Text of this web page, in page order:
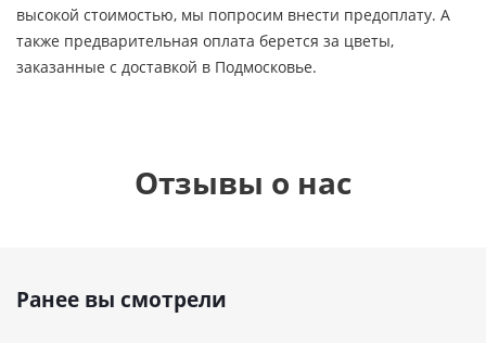
высокой стоимостью, мы попросим внести предоплату. А
также предварительная оплата берется за цветы,
заказанные с доставкой в Подмосковье.
Отзывы о нас
Ранее вы смотрели